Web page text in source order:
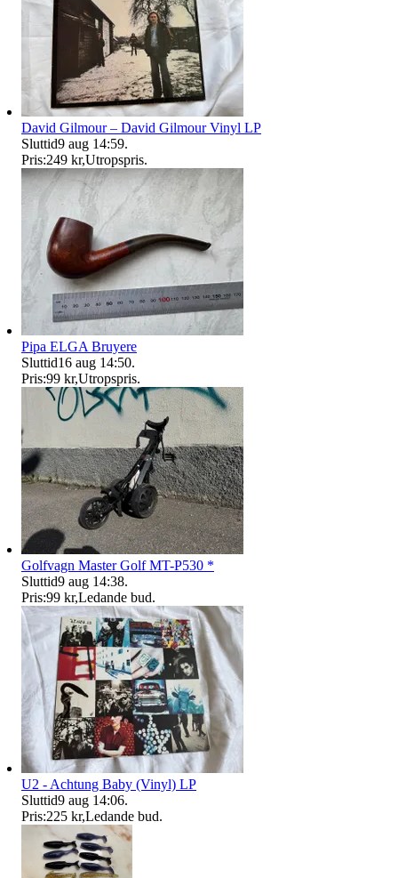
David Gilmour – David Gilmour Vinyl LP
Sluttid9 aug 14:59.
Pris:249 kr,Utropspris.
Pipa ELGA Bruyere
Sluttid16 aug 14:50.
Pris:99 kr,Utropspris.
Golfvagn Master Golf MT-P530 *
Sluttid9 aug 14:38.
Pris:99 kr,Ledande bud.
U2 - Achtung Baby (Vinyl) LP
Sluttid9 aug 14:06.
Pris:225 kr,Ledande bud.